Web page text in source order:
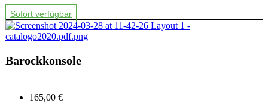
Sofort verfügbar
Barockkonsole
165,00 €